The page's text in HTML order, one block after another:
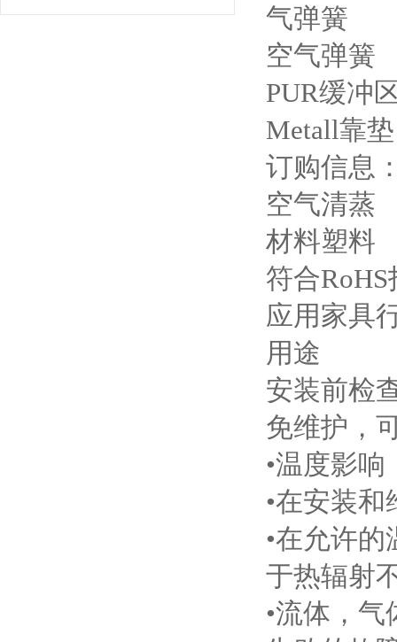
气弹簧
空气弹簧
PUR缓冲
Metall靠垫
订购信息
空气清蒸
材料塑料
符合
应用家具
用途
安装前检
免维护，
•温度影
•在安装
•在允许
于热辐射
•流体，